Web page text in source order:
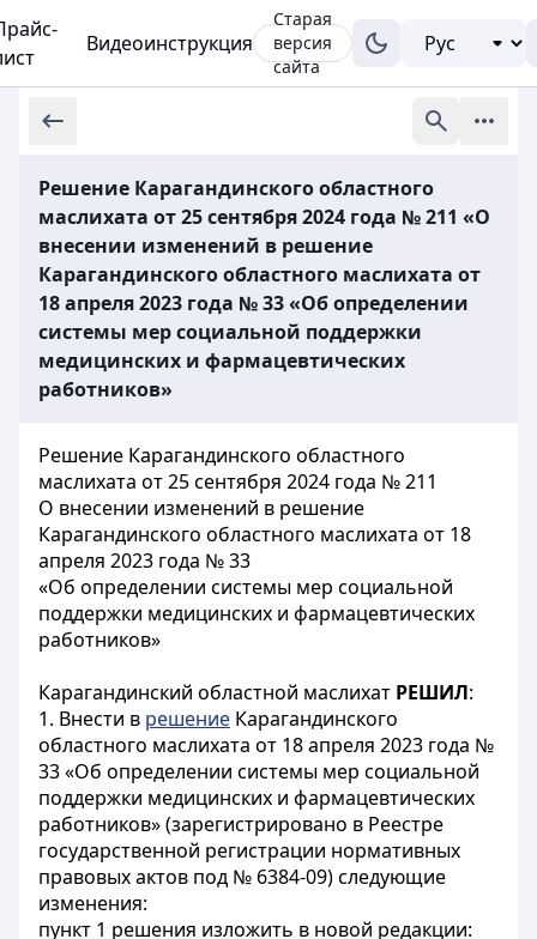
Видеоинструкция
Старая
версия
сайта
Решение Карагандинского областного
маслихата от 25 сентября 2024 года № 211 «О
внесении изменений в решение
Карагандинского областного маслихата от
18 апреля 2023 года № 33 «Об определении
системы мер социальной поддержки
медицинских и фармацевтических
работников»
Решение Карагандинского областного
маслихата от 25 сентября 2024 года № 211
О внесении изменений в решение
Карагандинского областного маслихата от 18
апреля 2023 года № 33
«Об определении системы мер социальной
поддержки медицинских и фармацевтических
работников»
Карагандинский областной маслихат РЕШИЛ:
1. Внести в решение Карагандинского
областного маслихата от 18 апреля 2023 года №
33 «Об определении системы мер социальной
поддержки медицинских и фармацевтических
работников» (зарегистрировано в Реестре
государственной регистрации нормативных
правовых актов под № 6384-09) следующие
изменения:
пункт 1 решения изложить в новой редакции: